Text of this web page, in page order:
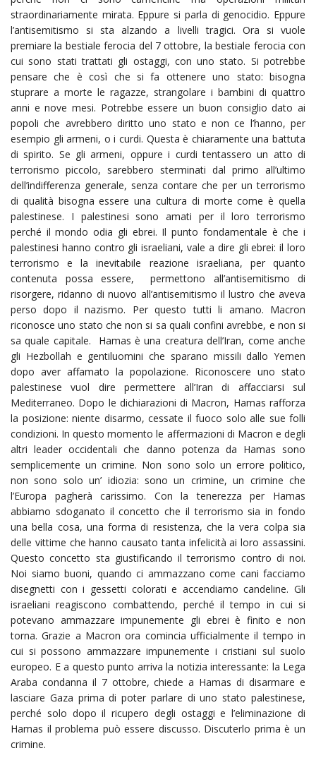
straordinariamente mirata. Eppure si parla di genocidio. Eppure
l’antisemitismo si sta alzando a livelli tragici. Ora si vuole
premiare la bestiale ferocia del 7 ottobre, la bestiale ferocia con
cui sono stati trattati gli ostaggi, con uno stato. Si potrebbe
pensare che è così che si fa ottenere uno stato: bisogna
stuprare a morte le ragazze, strangolare i bambini di quattro
anni e nove mesi. Potrebbe essere un buon consiglio dato ai
popoli che avrebbero diritto uno stato e non ce l’hanno, per
esempio gli armeni, o i curdi. Questa è chiaramente una battuta
di spirito. Se gli armeni, oppure i curdi tentassero un atto di
terrorismo piccolo, sarebbero sterminati dal primo all’ultimo
dell’indifferenza generale, senza contare che per un terrorismo
di qualità bisogna essere una cultura di morte come è quella
palestinese. I palestinesi sono amati per il loro terrorismo
perché il mondo odia gli ebrei. Il punto fondamentale è che i
palestinesi hanno contro gli israeliani, vale a dire gli ebrei: il loro
terrorismo e la inevitabile reazione israeliana, per quanto
contenuta possa essere, permettono all’antisemitismo di
risorgere, ridanno di nuovo all’antisemitismo il lustro che aveva
perso dopo il nazismo. Per questo tutti li amano. Macron
riconosce uno stato che non si sa quali confini avrebbe, e non si
sa quale capitale. Hamas è una creatura dell’Iran, come anche
gli Hezbollah e gentiluomini che sparano missili dallo Yemen
dopo aver affamato la popolazione. Riconoscere uno stato
palestinese vuol dire permettere all’Iran di affacciarsi sul
Mediterraneo. Dopo le dichiarazioni di Macron, Hamas rafforza
la posizione: niente disarmo, cessate il fuoco solo alle sue folli
condizioni. In questo momento le affermazioni di Macron e degli
altri leader occidentali che danno potenza da Hamas sono
semplicemente un crimine. Non sono solo un errore politico,
non sono solo un’ idiozia: sono un crimine, un crimine che
l’Europa pagherà carissimo. Con la tenerezza per Hamas
abbiamo sdoganato il concetto che il terrorismo sia in fondo
una bella cosa, una forma di resistenza, che la vera colpa sia
delle vittime che hanno causato tanta infelicità ai loro assassini.
Questo concetto sta giustificando il terrorismo contro di noi.
Noi siamo buoni, quando ci ammazzano come cani facciamo
disegnetti con i gessetti colorati e accendiamo candeline. Gli
israeliani reagiscono combattendo, perché il tempo in cui si
potevano ammazzare impunemente gli ebrei è finito e non
torna. Grazie a Macron ora comincia ufficialmente il tempo in
cui si possono ammazzare impunemente i cristiani sul suolo
europeo. E a questo punto arriva la notizia interessante: la Lega
Araba condanna il 7 ottobre, chiede a Hamas di disarmare e
lasciare Gaza prima di poter parlare di uno stato palestinese,
perché solo dopo il ricupero degli ostaggi e l’eliminazione di
Hamas il problema può essere discusso. Discuterlo prima è un
crimine.